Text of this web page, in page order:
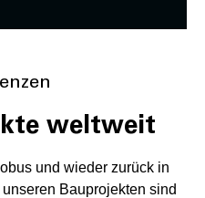
weltweit
und wieder zurück in
Bauprojekten sind